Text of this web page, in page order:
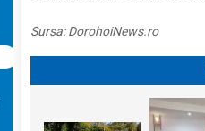
Sursa:DorohoiNews.ro